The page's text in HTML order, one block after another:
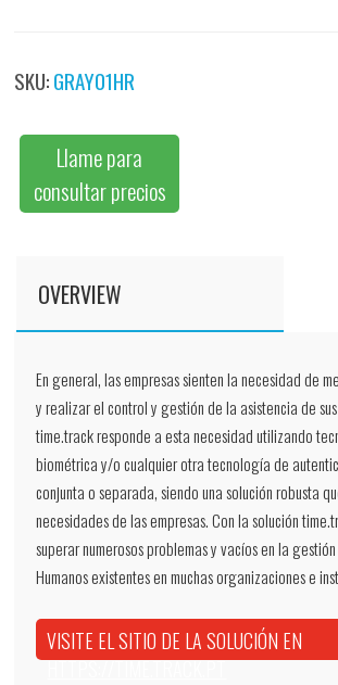
SKU:GRAY01HR
Llame para
consultar precios
OVERVIEW
En general, las empresas sienten la necesidad de
y realizar el control y gestión de la asistencia de
time.track responde a esta necesidad utilizando
biométrica y/o cualquier otra tecnología de
conjunta o separada, siendo una solución robusta
necesidades de las empresas. Con la solución
superar numerosos problemas y vacíos en la
Humanos existentes en muchas organizaciones e
VISITE EL SITIO DE LA SOLUCIÓN EN
HTTPS://TIME.TRACK.PT